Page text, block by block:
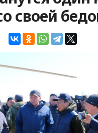
своей